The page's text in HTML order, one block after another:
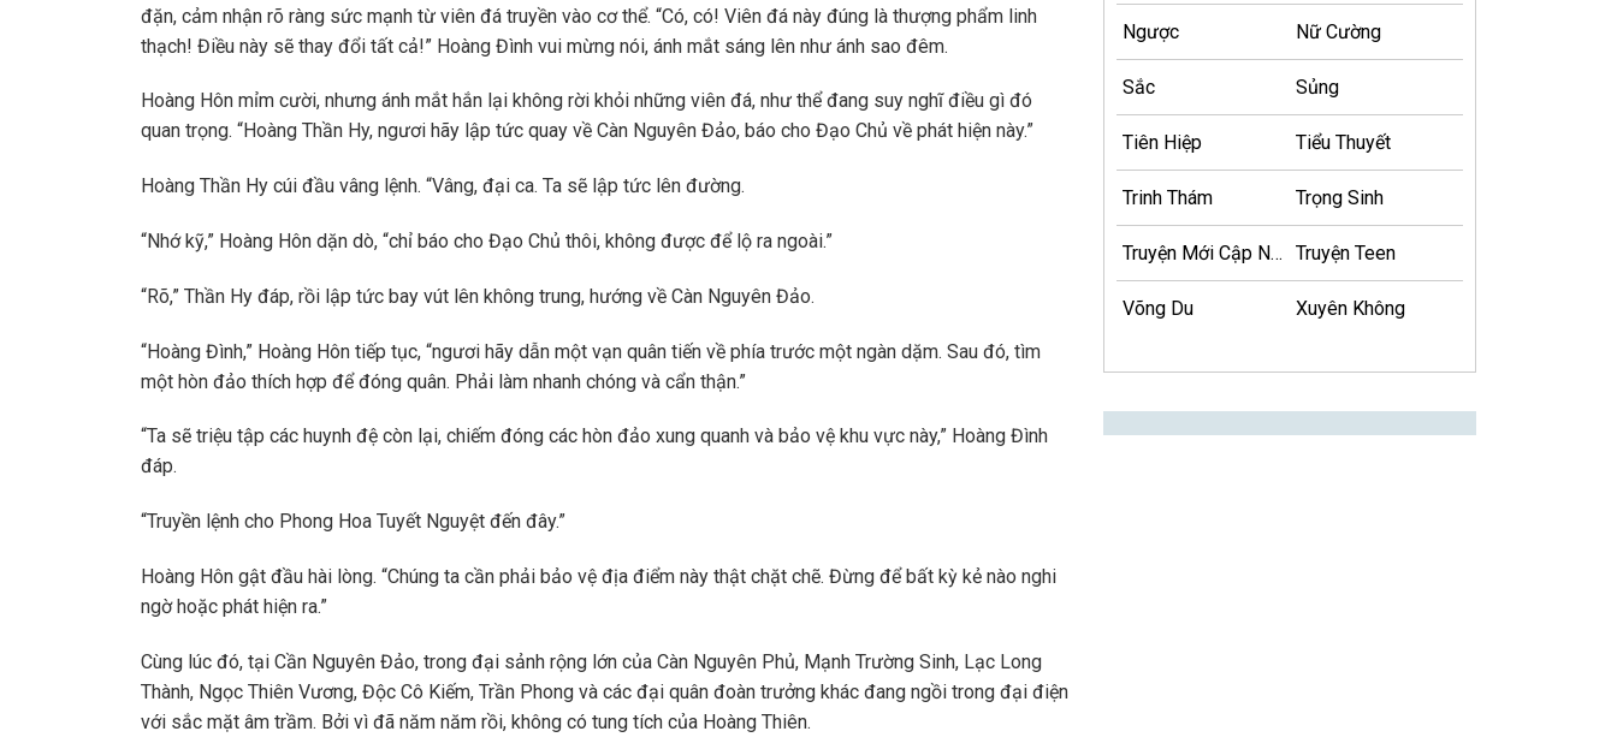
đặn, cảm nhận rõ ràng sức mạnh từ viên đá truyền vào cơ thể. “Có, có! Viên đá này đúng là thượng phẩm linh
thạch! Điều này sẽ thay đổi tất cả!” Hoàng Đình vui mừng nói, ánh mắt sáng lên như ánh sao đêm.
Hoàng Hôn mỉm cười, nhưng ánh mắt hắn lại không rời khỏi những viên đá, như thể đang suy nghĩ điều gì đó
quan trọng. “Hoàng Thần Hy, ngươi hãy lập tức quay về Càn Nguyên Đảo, báo cho Đạo Chủ về phát hiện này.”
Hoàng Thần Hy cúi đầu vâng lệnh. “Vâng, đại ca. Ta sẽ lập tức lên đường.
“Nhớ kỹ,” Hoàng Hôn dặn dò, “chỉ báo cho Đạo Chủ thôi, không được để lộ ra ngoài.”
“Rõ,” Thần Hy đáp, rồi lập tức bay vút lên không trung, hướng về Càn Nguyên Đảo.
“Hoàng Đình,” Hoàng Hôn tiếp tục, “ngươi hãy dẫn một vạn quân tiến về phía trước một ngàn dặm. Sau đó, tìm
một hòn đảo thích hợp để đóng quân. Phải làm nhanh chóng và cẩn thận.”
“Ta sẽ triệu tập các huynh đệ còn lại, chiếm đóng các hòn đảo xung quanh và bảo vệ khu vực này,” Hoàng Đình
đáp.
“Truyền lệnh cho Phong Hoa Tuyết Nguyệt đến đây.”
Hoàng Hôn gật đầu hài lòng. “Chúng ta cần phải bảo vệ địa điểm này thật chặt chẽ. Đừng để bất kỳ kẻ nào nghi
ngờ hoặc phát hiện ra.”
Cùng lúc đó, tại Cần Nguyên Đảo, trong đại sảnh rộng lớn của Càn Nguyên Phủ, Mạnh Trường Sinh, Lạc Long
Thành, Ngọc Thiên Vương, Độc Cô Kiếm, Trần Phong và các đại quân đoàn trưởng khác đang ngồi trong đại điện
với sắc mặt âm trầm. Bởi vì đã năm năm rồi, không có tung tích của Hoàng Thiên.
Ngược Nữ Cường
Sắc Sủng
Tiên Hiệp Tiểu Thuyết
Trinh Thám Trọng Sinh
Truyện Mới Cập Nhật Truyện Teen
Võng Du Xuyên Không